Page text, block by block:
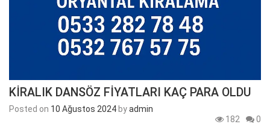
KİRALIK DANSÖZ FİYATLARI KAÇ PARA OLDU
Posted on 10 Ağustos 2024 byadmin
182
0